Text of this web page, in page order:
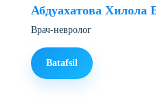
Абдуахатова Хилола
Врач-невролог
Batafsil